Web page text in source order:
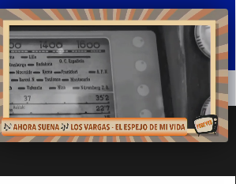
NOTICIERO POLÍTICA